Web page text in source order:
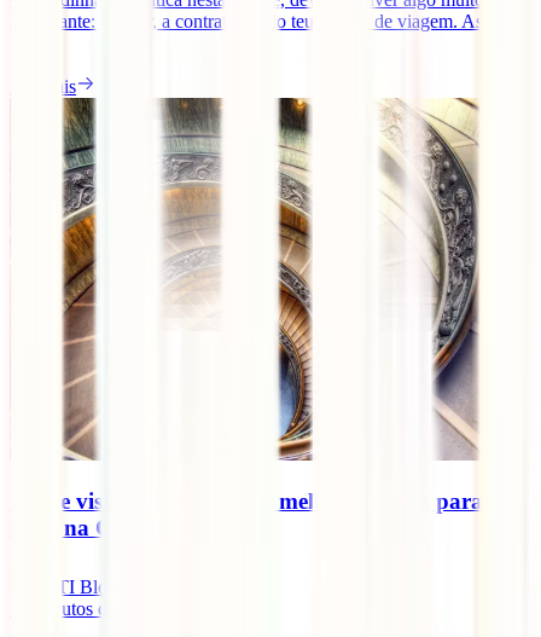
importante: a saber, a contratação do teu seguro de viagem. Assim,
Ler mais
O que visitar em Roma: as melhores coisas para
fazer na Cidade Eterna
IATI Blog
minutos de leitura